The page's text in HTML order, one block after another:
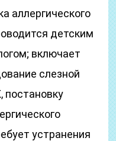
аллергического
детским
включает
слезной
постановку
устранения